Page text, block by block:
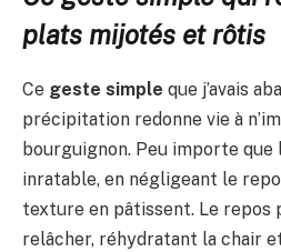
plats mijotés et rôtis
Ce geste simple que j’avais
précipitation redonne vie à
bourguignon. Peu importe
inratable, en négligeant le
texture en pâtissent. Le repos
relâcher, réhydratant la chair